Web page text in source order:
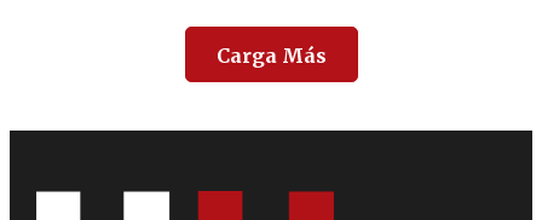
Carga Más